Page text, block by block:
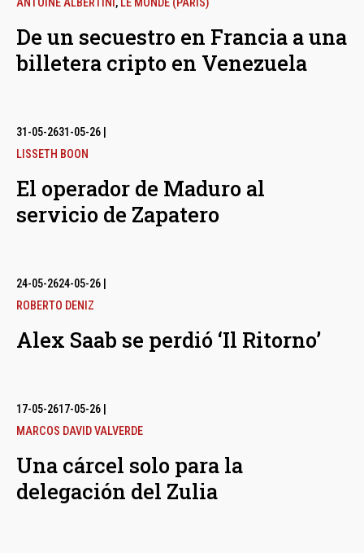
ANTOINE ALBERTINI , LE MONDE (PARÍS)
De un secuestro en Francia a una
billetera cripto en Venezuela
31-05-2631-05-26
LISSETH BOON
El operador de Maduro al
servicio de Zapatero
24-05-2624-05-26
ROBERTO DENIZ
Alex Saab se perdió ‘Il Ritorno’
17-05-2617-05-26
MARCOS DAVID VALVERDE
Una cárcel solo para la
delegación del Zulia